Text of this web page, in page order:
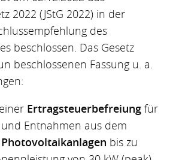
2022 (JStG 2022) in der
des
beschlossen. Das Gesetz
beschlossenen Fassung u. a.
Ertragsteuerbefreiung für
Entnahmen aus dem
Photovoltaikanlagen bis zu